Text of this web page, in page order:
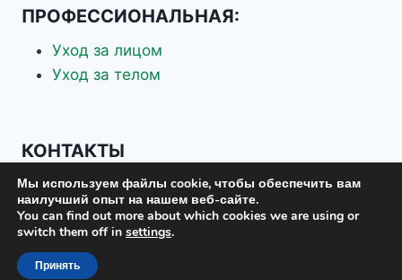
ПРОФЕССИОНАЛЬНАЯ:
Уход за лицом
Уход за телом
КОНТАКТЫ
+7 926 337-70-88
+7 903 619-75-37
eskosplus@mail.ru
Мы используем файлы cookie, чтобы обеспечить вам
наилучший опыт на нашем веб-сайте.
You can find out more about which cookies we are using or
switch them off in settings.
Принять